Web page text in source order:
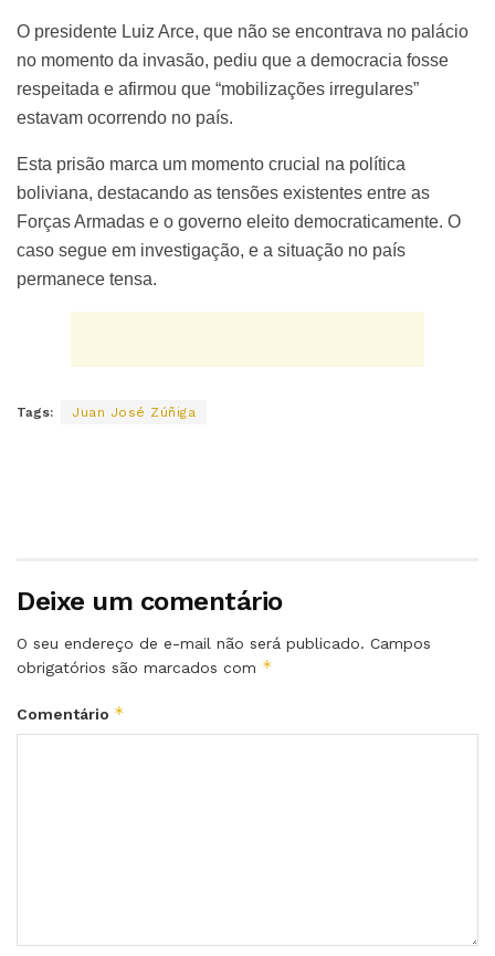
O presidente Luiz Arce, que não se encontrava no palácio
no momento da invasão, pediu que a democracia fosse
respeitada e afirmou que “mobilizações irregulares”
estavam ocorrendo no país.
Esta prisão marca um momento crucial na política
boliviana, destacando as tensões existentes entre as
Forças Armadas e o governo eleito democraticamente. O
caso segue em investigação, e a situação no país
permanece tensa.
Tags: Juan José Zúñiga
Deixe um comentário
O seu endereço de e-mail não será publicado. Campos
obrigatórios são marcados com *
Comentário *